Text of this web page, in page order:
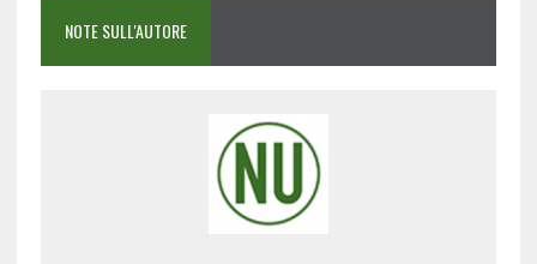
NOTE SULL'AUTORE